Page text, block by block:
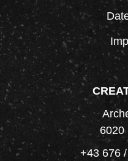
6020
+43 676